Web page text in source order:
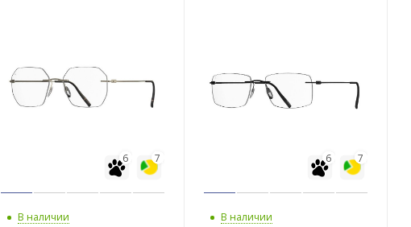
7
6
В наличии
7
6
В наличии